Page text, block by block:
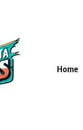
Home